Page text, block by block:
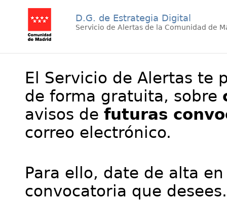
D.G. de Estrategia Digital
Servicio de Alertas de la Comunidad de
El Servicio de Alertas te
de forma gratuita, sobre
avisos de futuras
correo electrónico.
Para ello, date de alta
convocatoria que desees.